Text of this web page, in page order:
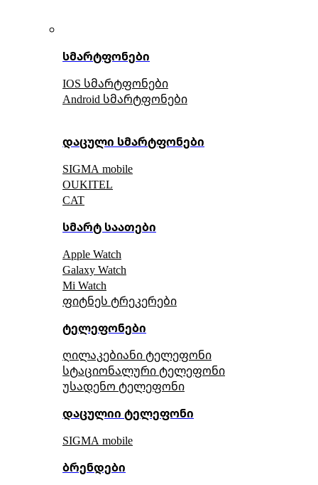
სმარტფონები
IOS სმარტფონები
Android სმარტფონები
დაცული სმარტფონები
SIGMA mobile
OUKITEL
CAT
სმარტ საათები
Apple Watch
Galaxy Watch
Mi Watch
ფიტნეს ტრეკერები
ტელეფონები
ღილაკებიანი ტელეფონი
სტაციონალური ტელეფონი
უსადენო ტელეფონი
დაცულიი ტელეფონი
SIGMA mobile
ბრენდები